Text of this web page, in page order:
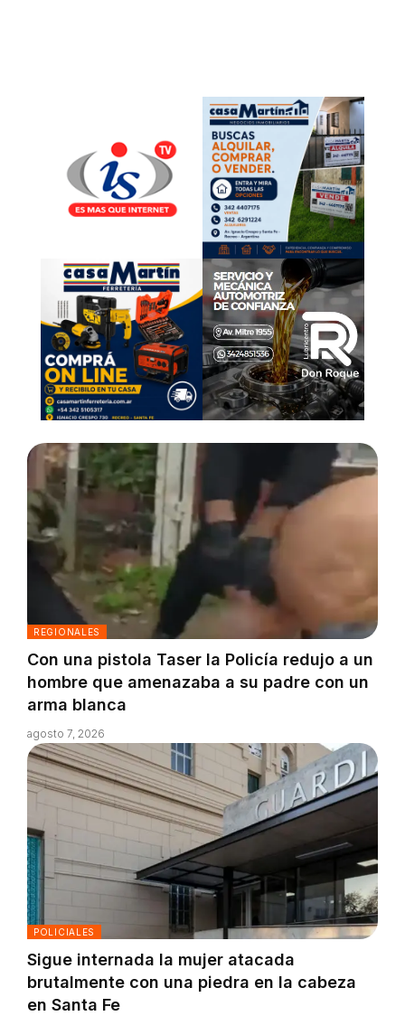
REGIONALES
Con una pistola Taser la Policía redujo a un
hombre que amenazaba a su padre con un
arma blanca
agosto 7, 2026
POLICIALES
Sigue internada la mujer atacada
brutalmente con una piedra en la cabeza
en Santa Fe